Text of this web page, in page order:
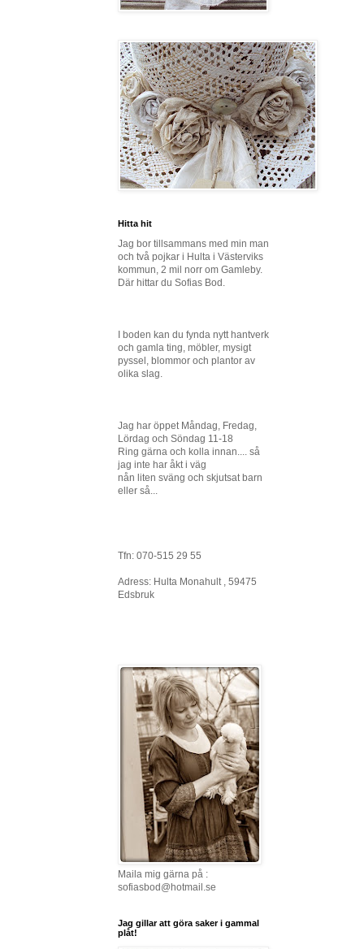
Hitta hit
Jag bor tillsammans med min man
och två pojkar i Hulta i Västerviks
kommun, 2 mil norr om Gamleby.
Där hittar du Sofias Bod.
I boden kan du fynda nytt hantverk
och gamla ting, möbler, mysigt
pyssel, blommor och plantor av
olika slag.
Jag har öppet Måndag, Fredag,
Lördag och Söndag 11-18
Ring gärna och kolla innan.... så
jag inte har åkt i väg
nån liten sväng och skjutsat barn
eller så...
Tfn: 070-515 29 55
Adress: Hulta Monahult , 59475
Edsbruk
Maila mig gärna på :
sofiasbod@hotmail.se
Jag gillar att göra saker i gammal
plåt!